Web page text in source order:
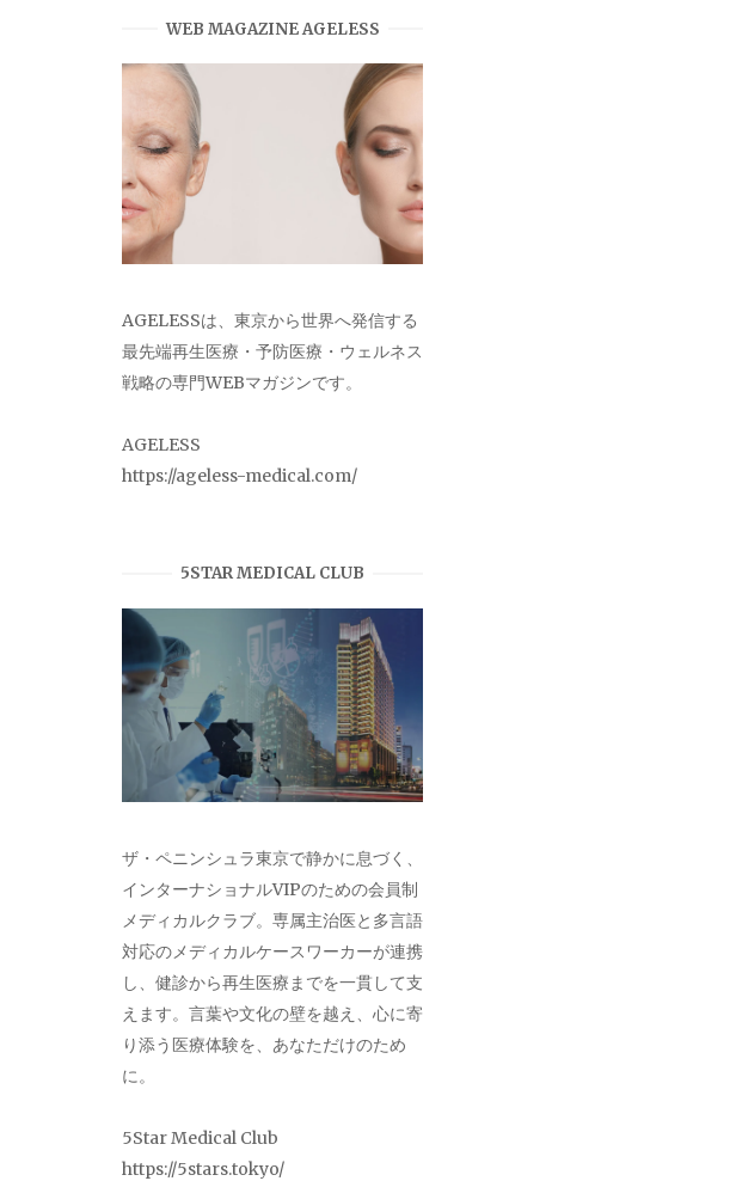
WEB MAGAZINE AGELESS
AGELESSは、東京から世界へ発信する
最先端再生医療・予防医療・ウェルネス
戦略の専門WEBマガジンです。
AGELESS
https://ageless-medical.com/
5STAR MEDICAL CLUB
ザ・ペニンシュラ東京で静かに息づく、
インターナショナルVIPのための会員制
メディカルクラブ。専属主治医と多言語
対応のメディカルケースワーカーが連携
し、健診から再生医療までを一貫して支
えます。言葉や文化の壁を越え、心に寄
り添う医療体験を、あなただけのため
に。
5Star Medical Club
https://5stars.tokyo/